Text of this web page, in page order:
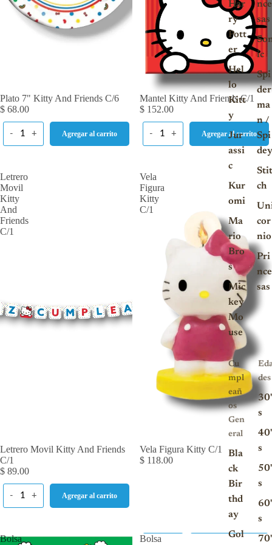
Har
ry
Pott
er
Hel
lo
Kitt
y
Jur
assi
c
Kur
omi
Ma
rio
Bro
s
Mic
key
Mo
use
nce
sas
ic
Spi
der
ma
n /
Spi
dey
Stit
ch
cor
nio
Pri
nce
sas
Cu
mpl
eañ
os
Gen
eral
Bla
ck
Bir
thd
ay
Gol
des
30'
s
40'
s
50'
s
60'
s
70'
Plato 7" Kitty And Friends C/6
$ 68.00
- + Agregar al carrito
Mantel Kitty And Friends C/1
$ 152.00
- + Agregar al carrito
Letrero
Movil
Kitty
And
Friends
C/1
Letrero Movil Kitty And Friends
C/1
$ 89.00
- + Agregar al carrito
Vela
Figura
Kitty
C/1
Vela Figura Kitty C/1
$ 118.00
Bolsa
Bolsa